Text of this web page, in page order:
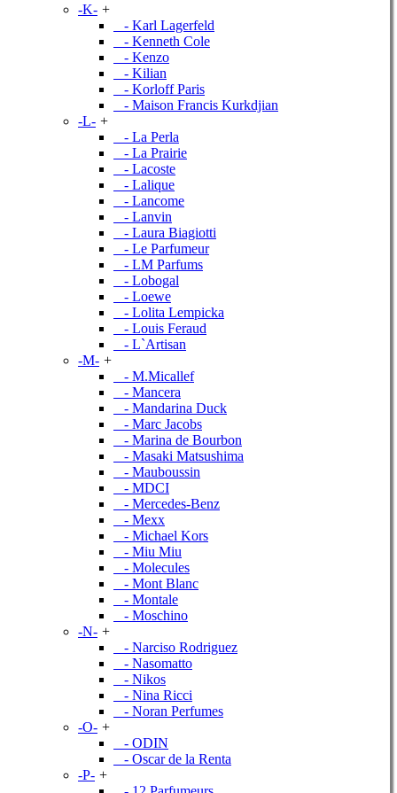
-K- +
- Karl Lagerfeld
- Kenneth Cole
- Kenzo
- Kilian
- Korloff Paris
- Maison Francis Kurkdjian
-L- +
- La Perla
- La Prairie
- Lacoste
- Lalique
- Lancome
- Lanvin
- Laura Biagiotti
- Le Parfumeur
- LM Parfums
- Lobogal
- Loewe
- Lolita Lempicka
- Louis Feraud
- L`Artisan
-M- +
- M.Micallef
- Mancera
- Mandarina Duck
- Marc Jacobs
- Marina de Bourbon
- Masaki Matsushima
- Mauboussin
- MDCI
- Mercedes-Benz
- Mexx
- Michael Kors
- Miu Miu
- Molecules
- Mont Blanc
- Montale
- Moschino
-N- +
- Narciso Rodriguez
- Nasomatto
- Nikos
- Nina Ricci
- Noran Perfumes
-O- +
- ODIN
- Oscar de la Renta
-P- +